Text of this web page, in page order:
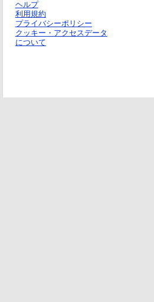
ヘルプ
利用規約
プライバシーポリシー
クッキー・アクセスデータ
について